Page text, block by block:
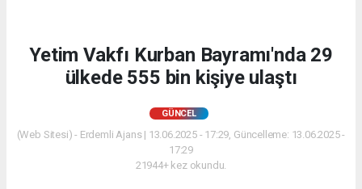
Yetim Vakfı Kurban Bayramı'nda 29
ülkede 555 bin kişiye ulaştı
GÜNCEL
(Web Sitesi) - Erdemli Ajans | 13.06.2025 - 17:29, Güncelleme: 13.06.2025 -
17:29
21944+ kez okundu.